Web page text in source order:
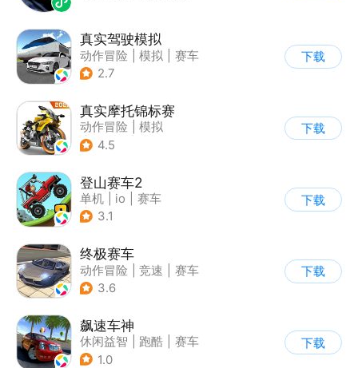
真实驾驶模拟
动作冒险 模拟
赛车
| 漂移
2.7
下载
真实摩托锦标赛
动作冒险
模拟
| 摩托车
4.5
下载
登山赛车2
单机 io
赛车
| 欧美风
3.1
下载
终极赛车
动作冒险 竞速
赛车
3.6
下载
飙速车神
休闲益智 跑酷
赛车
| 漂移
1.0
下载